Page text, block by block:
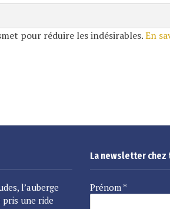
pour réduire les indésirables.En
l’auberge
pris une ride
La newsletter chez
Prénom *